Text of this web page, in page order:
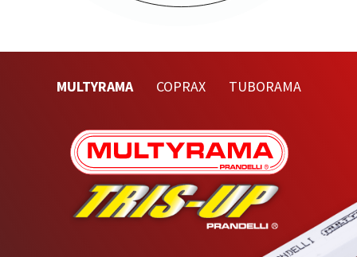
MULTYRAMA COPRAX TUBORAMA
Precedente